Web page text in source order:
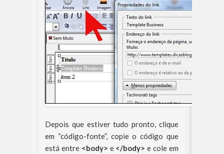
Depois que estiver tudo pronto, clique
em “código-fonte”, copie o código que
está entre <body> e </body> e cole em